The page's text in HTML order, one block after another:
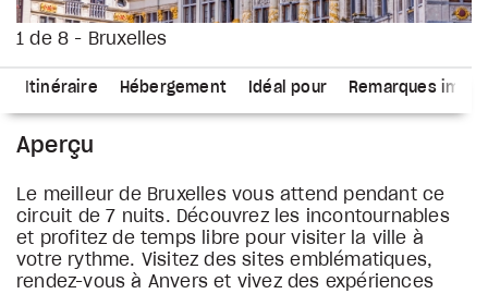
1 de 8 - Bruxelles
Itinéraire Hébergement Idéal pour Remarques
Aperçu
Le meilleur de Bruxelles vous attend pendant ce
circuit de 7 nuits. Découvrez les incontournables
et profitez de temps libre pour visiter la ville à
votre rythme. Visitez des sites emblématiques,
rendez-vous à Anvers et vivez des expériences